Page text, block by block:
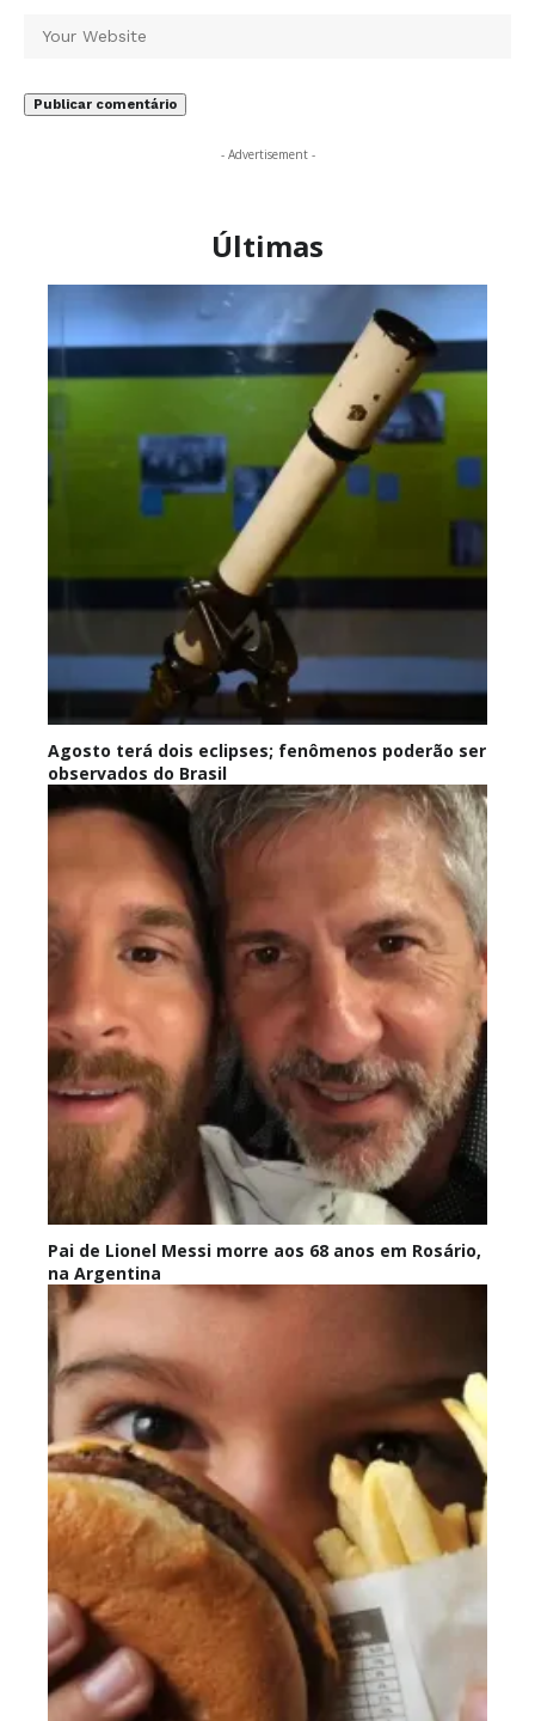
- Advertisement -
Últimas
Agosto terá dois eclipses; fenômenos poderão ser
observados do Brasil
Pai de Lionel Messi morre aos 68 anos em Rosário,
na Argentina